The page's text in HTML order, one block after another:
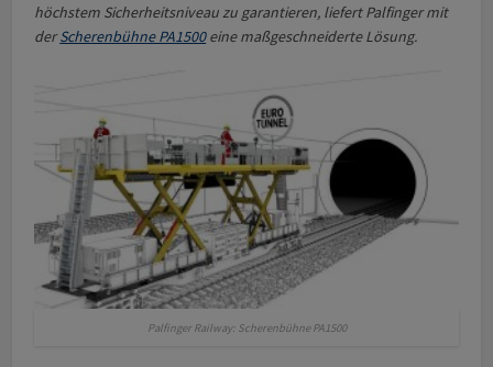
höchstem Sicherheitsniveau zu garantieren, liefert Palfinger mit
derScherenbühne PA1500eine maßgeschneiderte Lösung.
Palfinger Railway: Scherenbühne PA1500